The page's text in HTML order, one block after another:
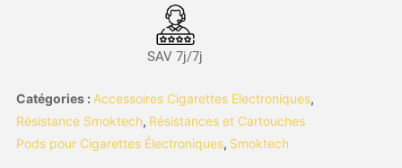
SAV 7j/7j
Catégories : Accessoires Cigarettes Electroniques,
Résistance Smoktech, Résistances et Cartouches
Pods pour Cigarettes Électroniques, Smoktech